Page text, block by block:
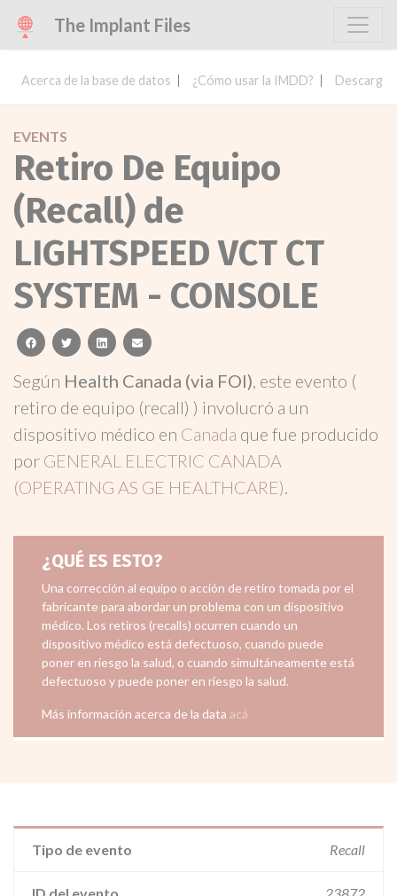
The Implant Files
Acerca de la base de datos ¿Cómo usar la IMDD? Descargar
EVENTS
Retiro De Equipo
(Recall) de
LIGHTSPEED VCT CT
SYSTEM - CONSOLE
facebooktwitterlinkedinemail
Según Health Canada (via FOI), este evento (
retiro de equipo (recall) ) involucró a un
dispositivo médico en Canada que fue producido
por GENERAL ELECTRIC CANADA
(OPERATING AS GE HEALTHCARE).
¿QUÉ ES ESTO?
Una corrección al equipo o acción de retiro tomada por el
fabricante para abordar un problema con un dispositivo
médico. Los retiros (recalls) ocurren cuando un
dispositivo médico está defectuoso, cuando puede
poner en riesgo la salud, o cuando simultáneamente está
defectuoso y puede poner en riesgo la salud.
Más información acerca de la data acá
Tipo de evento Recall